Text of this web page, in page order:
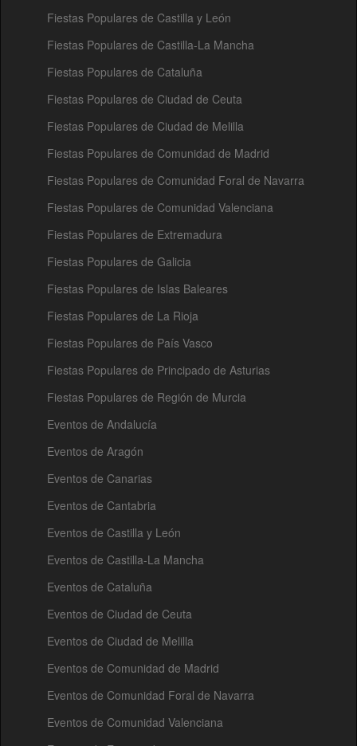
Fiestas Populares de Castilla y León
Fiestas Populares de Castilla-La Mancha
Fiestas Populares de Cataluña
Fiestas Populares de Ciudad de Ceuta
Fiestas Populares de Ciudad de Melilla
Fiestas Populares de Comunidad de Madrid
Fiestas Populares de Comunidad Foral de Navarra
Fiestas Populares de Comunidad Valenciana
Fiestas Populares de Extremadura
Fiestas Populares de Galicia
Fiestas Populares de Islas Baleares
Fiestas Populares de La Rioja
Fiestas Populares de País Vasco
Fiestas Populares de Principado de Asturias
Fiestas Populares de Región de Murcia
Eventos de Andalucía
Eventos de Aragón
Eventos de Canarias
Eventos de Cantabria
Eventos de Castilla y León
Eventos de Castilla-La Mancha
Eventos de Cataluña
Eventos de Ciudad de Ceuta
Eventos de Ciudad de Melilla
Eventos de Comunidad de Madrid
Eventos de Comunidad Foral de Navarra
Eventos de Comunidad Valenciana